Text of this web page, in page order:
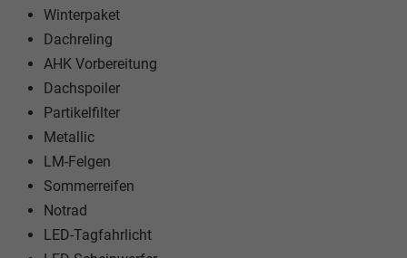
Winterpaket
Dachreling
AHK Vorbereitung
Dachspoiler
Partikelfilter
Metallic
LM-Felgen
Sommerreifen
Notrad
LED-Tagfahrlicht